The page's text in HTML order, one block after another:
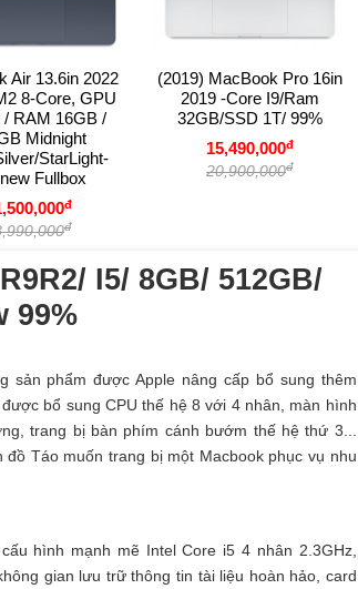
I5/ 8GB/ 512GB/
99%
sản phẩm được Apple nâng cấp bổ sung thêm
bổ sung CPU thế hệ 8 với 4 nhân, màn hình
trang bị bàn phím cánh bướm thế hệ thứ 3...
Táo muốn trang bị một Macbook phục vụ nhu
hình mạnh mẽ Intel Core i5 4 nhân 2.3GHz,
gian lưu trữ thông tin tài liệu hoàn hảo, card
Air 13.6in 2022
8-Core, GPU
/ RAM 16GB /
Midnight
StarLight-
Fullbox
đ
đ
(2019) MacBook Pro 16in
2019 -Core I9/Ram
32GB/SSD 1T/ 99%
15,490,000đ
20,900,000đ